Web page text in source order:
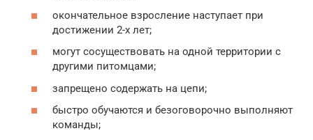
окончательное взросление наступает при
достижении 2-х лет;
могут сосуществовать на одной территории с
другими питомцами;
запрещено содержать на цепи;
быстро обучаются и безоговорочно выполняют
команды;